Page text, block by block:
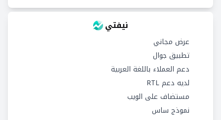
نيفتي
عرض مجاني
تطبيق جوال
دعم العملاء باللغة العربية
لديه دعم RTL
مستضاف على الويب
نموذج ساس